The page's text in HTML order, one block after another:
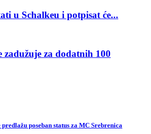
u Schalkeu i potpisat će...
zadužuje za dodatnih 100
poseban status za MC Srebrenica